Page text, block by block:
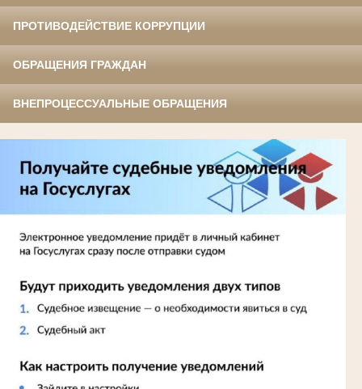
ПРОТИВОДЕЙСТВИЕ КОРРУПЦИИ
ОБРАЩЕНИЯ ГРАЖДАН
ВНЕПРОЦЕССУАЛЬНЫЕ ОБРАЩЕНИЯ